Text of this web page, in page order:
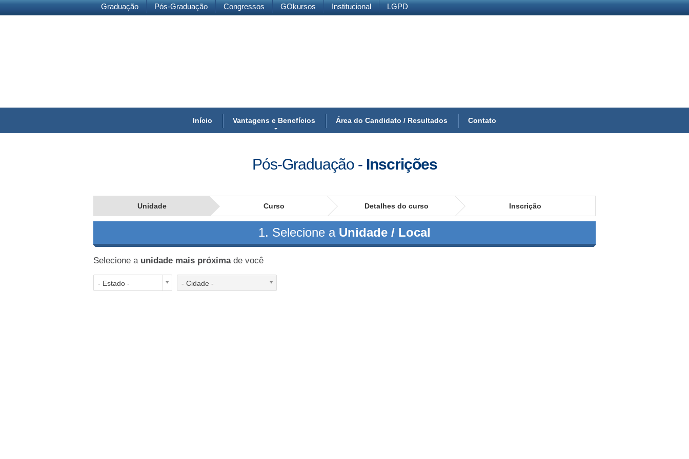
Graduação Pós-Graduação Congressos GOkursos Institucional LGPD
Início Vantagens e Benefícios Área do Candidato / Resultados Contato
Pós-Graduação- Inscrições
Unidade Curso Detalhes do curso Inscrição
1. Selecione a Unidade / Local
Selecione a unidade mais próximade você
- Estado - - Cidade -